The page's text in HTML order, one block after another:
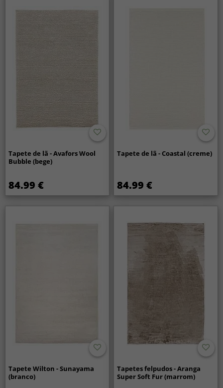
Tapete de lã - Avafors Wool
Bubble (bege)
84.99 €
Tapete de lã - Coastal (creme)
84.99 €
Tapete Wilton - Sunayama
(branco)
Tapetes felpudos - Aranga
Super Soft Fur (marrom)